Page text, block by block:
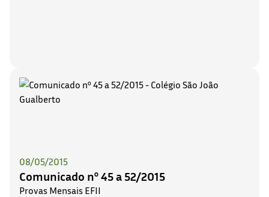
08/05/2015
Comunicado nº 45 a 52/2015
Provas Mensais EFII